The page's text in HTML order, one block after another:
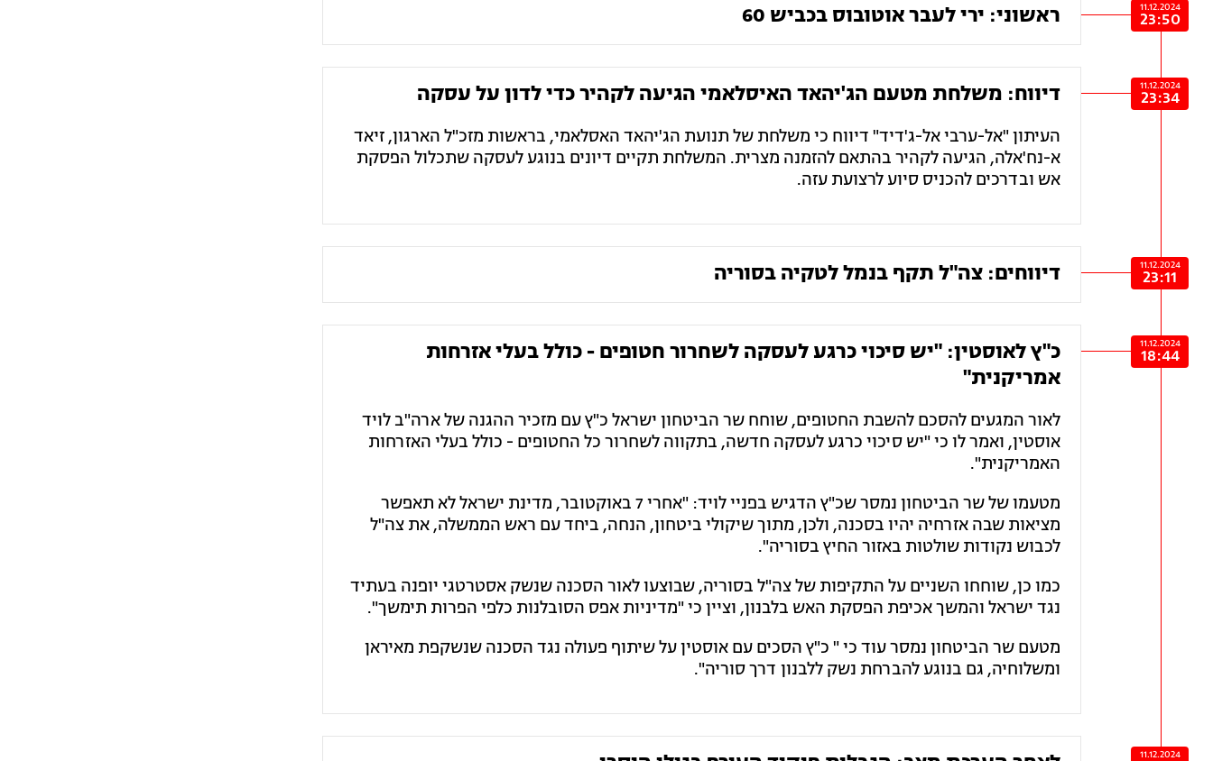
11.12.2024
23:50 ראשוני: ירי לעבר אוטובוס בכביש 60
11.12.2024
23:34 דיווח: משלחת מטעם הג'יהאד האיסלאמי הגיעה לקהיר כדי לדון על עסקה
העיתון "אל-ערבי אל-ג'דיד" דיווח כי משלחת של תנועת הג'יהאד האסלאמי, בראשות מזכ"ל הארגון, זיאד
א-נח'אלה, הגיעה לקהיר בהתאם להזמנה מצרית. המשלחת תקיים דיונים בנוגע לעסקה שתכלול הפסקת
אש ובדרכים להכניס סיוע לרצועת עזה.
11.12.2024
23:11 דיווחים: צה"ל תקף בנמל לטקיה בסוריה
11.12.2024
18:44
כ"ץ לאוסטין: "יש סיכוי כרגע לעסקה לשחרור חטופים - כולל בעלי אזרחות
אמריקנית"
לאור המגעים להסכם להשבת החטופים, שוחח שר הביטחון ישראל כ"ץ עם מזכיר ההגנה של ארה"ב לויד
אוסטין, ואמר לו כי "יש סיכוי כרגע לעסקה חדשה, בתקווה לשחרור כל החטופים - כולל בעלי האזרחות
האמריקנית".
מטעמו של שר הביטחון נמסר שכ"ץ הדגיש בפניי לויד: "אחרי 7 באוקטובר, מדינת ישראל לא תאפשר
מציאות שבה אזרחיה יהיו בסכנה, ולכן, מתוך שיקולי ביטחון, הנחה, ביחד עם ראש הממשלה, את צה"ל
לכבוש נקודות שולטות באזור החיץ בסוריה".
כמו כן, שוחחו השניים על התקיפות של צה"ל בסוריה, שבוצעו לאור הסכנה שנשק אסטרטגי יופנה בעתיד
נגד ישראל והמשך אכיפת הפסקת האש בלבנון, וציין כי "מדיניות אפס הסובלנות כלפי הפרות תימשך".
מטעם שר הביטחון נמסר עוד כי " כ"ץ הסכים עם אוסטין על שיתוף פעולה נגד הסכנה שנשקפת מאיראן
ומשלוחיה, גם בנוגע להברחת נשק ללבנון דרך סוריה".
11.12.2024